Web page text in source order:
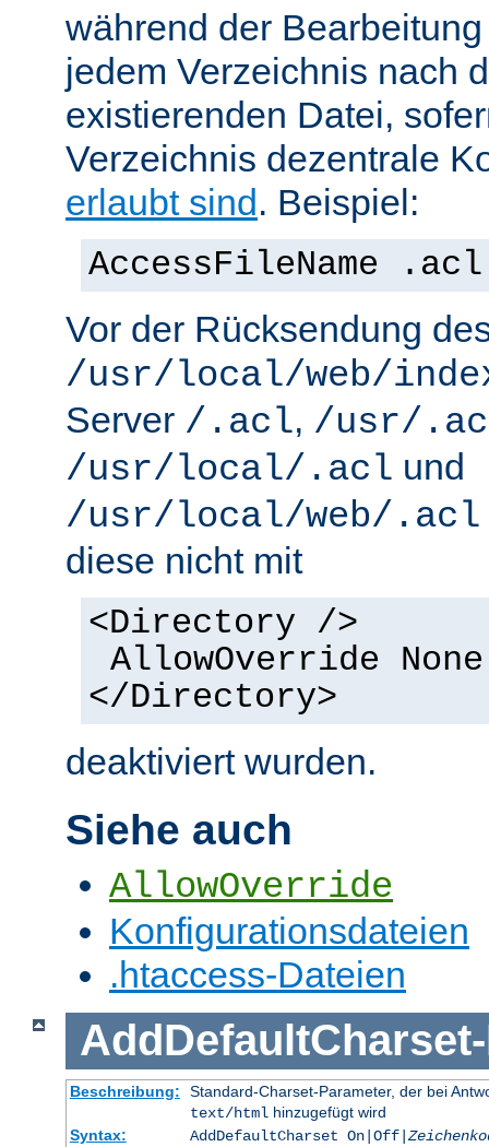
während der
jedem Verzeichnis nach
existierenden Datei,
Verzeichnis dezentrale
erlaubt sind . Beispiel:
AccessFileName .acl
Vor der Rücksendung
/usr/local/web/
Server /.acl, /usr/
/usr/local/.acl und
/usr/local/web/.acl
diese nicht mit
<Directory />
AllowOverride None
</Directory>
deaktiviert wurden.
Siehe auch
AllowOverride
Konfigurationsdateien
.htaccess-Dateien
AddDefaultCharset-
Beschreibung:
Standard-Charset-Parameter, der bei
text/html hinzugefügt wird
Syntax:
AddDefaultCharset On|Off|